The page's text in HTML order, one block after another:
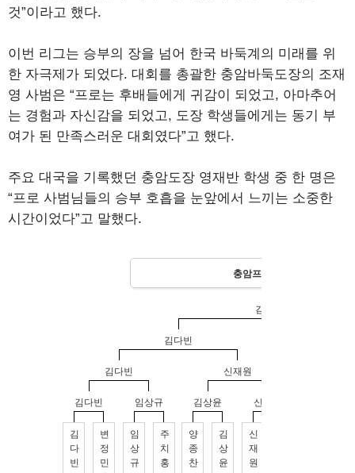
것”이라고 했다.
이번 리그는 승부의 장을 넘어 한국 바둑계의 미래를 위
한 자극제가 되었다. 대회를 총괄한 충암바둑도장의 조재
영 사범은 “프로는 후배들에게 귀감이 되었고, 아마추어
는 경험과 자신감을 되었고, 도장 학생들에게는 동기 부
여가 된 만족스러운 대회였다”고 했다.
주요 대국을 기록했던 충암도장 영재반 학생 중 한 명은
“프로 사범님들의 승부 호흡을 눈앞에서 느끼는 소중한
시간이었다”고 말했다.